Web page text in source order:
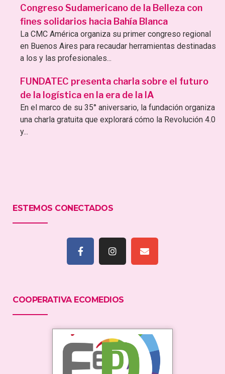
Congreso Sudamericano de la Belleza con
fines solidarios hacia Bahía Blanca
La CMC América organiza su primer congreso regional
en Buenos Aires para recaudar herramientas destinadas
a los y las profesionales...
FUNDATEC presenta charla sobre el futuro
de la logística en la era de la IA
En el marco de su 35° aniversario, la fundación organiza
una charla gratuita que explorará cómo la Revolución 4.0
y...
ESTEMOS CONECTADOS
COOPERATIVA ECOMEDIOS